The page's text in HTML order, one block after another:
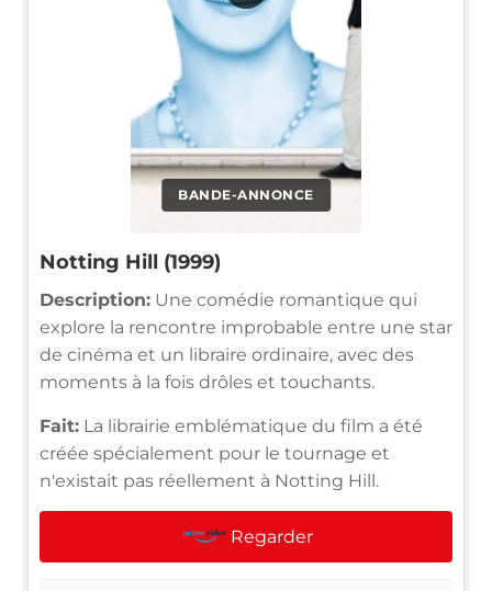
BANDE-ANNONCE
Notting Hill (1999)
Description: Une comédie romantique qui
explore la rencontre improbable entre une star
de cinéma et un libraire ordinaire, avec des
moments à la fois drôles et touchants.
Fait: La librairie emblématique du film a été
créée spécialement pour le tournage et
n'existait pas réellement à Notting Hill.
Regarder